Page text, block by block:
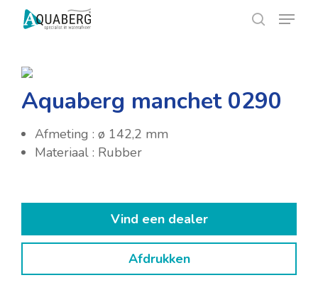
content
Menu
Aquaberg manchet 0290
Afmeting : ø 142,2 mm
Materiaal : Rubber
Vind een dealer
Afdrukken